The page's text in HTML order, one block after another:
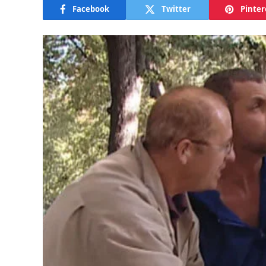
Facebook Twitter